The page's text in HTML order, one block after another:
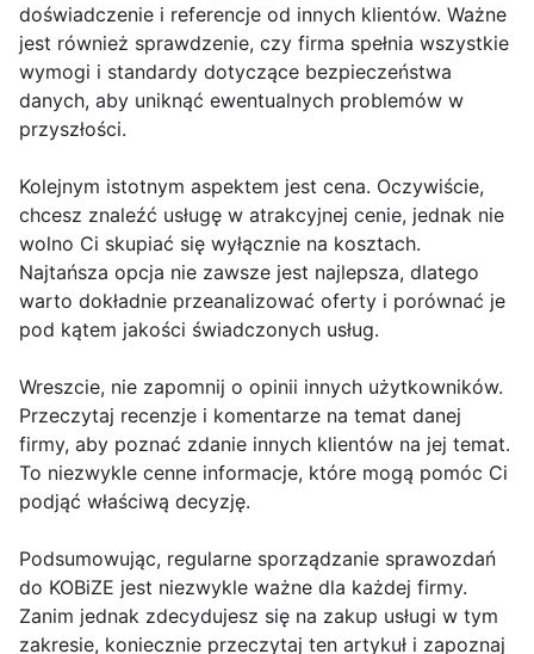
doświadczenie i referencje od innych klientów. Ważne
jest również sprawdzenie, czy firma spełnia wszystkie
wymogi i standardy dotyczące bezpieczeństwa
danych, aby uniknąć ewentualnych problemów w
przyszłości.
Kolejnym istotnym aspektem jest cena. Oczywiście,
chcesz znaleźć usługę w atrakcyjnej cenie, jednak nie
wolno Ci skupiać się wyłącznie na kosztach.
Najtańsza opcja nie zawsze jest najlepsza, dlatego
warto dokładnie przeanalizować oferty i porównać je
pod kątem jakości świadczonych usług.
Wreszcie, nie zapomnij o opinii innych użytkowników.
Przeczytaj recenzje i komentarze na temat danej
firmy, aby poznać zdanie innych klientów na jej temat.
To niezwykle cenne informacje, które mogą pomóc Ci
podjąć właściwą decyzję.
Podsumowując, regularne sporządzanie sprawozdań
do KOBiZE jest niezwykle ważne dla każdej firmy.
Zanim jednak zdecydujesz się na zakup usługi w tym
zakresie, koniecznie przeczytaj ten artykuł i zapoznaj